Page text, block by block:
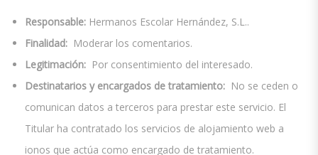
Responsable: Hermanos Escolar Hernández, S.L..
Finalidad: Moderar los comentarios.
Legitimación: Por consentimiento del interesado.
Destinatarios y encargados de tratamiento: No se ceden o
comunican datos a terceros para prestar este servicio. El
Titular ha contratado los servicios de alojamiento web a
ionos que actúa como encargado de tratamiento.